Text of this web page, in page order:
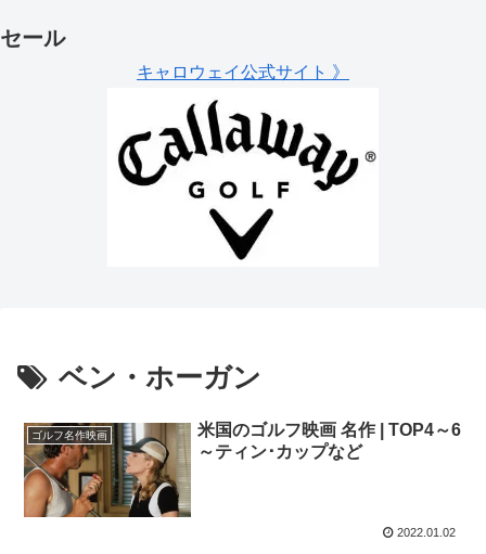
セール
キャロウェイ公式サイト 》
ベン・ホーガン
ゴルフ名作映画
米国のゴルフ映画 名作 | TOP4～6
～ティン･カップなど
2022.01.02